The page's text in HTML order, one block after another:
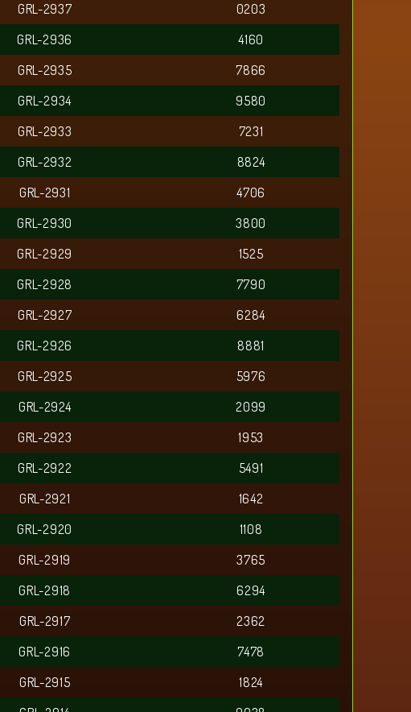
GRL-2937
0203
GRL-2936
4160
GRL-2935
7866
GRL-2934
9580
GRL-2933
7231
GRL-2932
8824
GRL-2931
4706
GRL-2930
3800
GRL-2929
1525
GRL-2928
7790
GRL-2927
6284
GRL-2926
8881
GRL-2925
5976
GRL-2924
2099
GRL-2923
1953
GRL-2922
5491
GRL-2921
1642
GRL-2920
1108
GRL-2919
3765
GRL-2918
6294
GRL-2917
2362
GRL-2916
7478
GRL-2915
1824